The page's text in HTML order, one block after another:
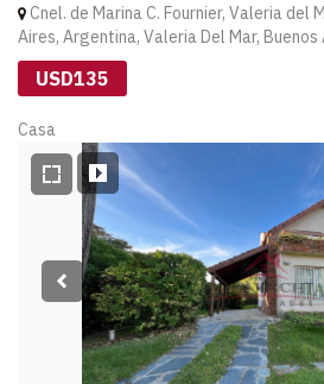
Cnel. de Marina C. Fournier, Valeria del
Aires, Argentina, Valeria Del Mar,
USD135
Casa